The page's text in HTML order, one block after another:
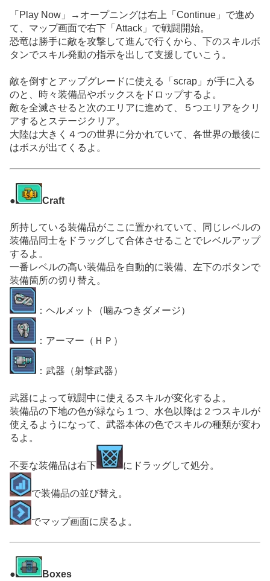
「Play Now」→オープニングは右上「Continue」で進め
て、マップ画面で右下「Attack」で戦闘開始。
恐竜は勝手に敵を攻撃して進んで行くから、下のスキルボ
タンでスキル発動の指示を出して支援していこう。
敵を倒すとアップグレードに使える「scrap」が手に入る
のと、時々装備品やボックスをドロップするよ。
敵を全滅させると次のエリアに進めて、５つエリアをクリ
アするとステージクリア。
大陸は大きく４つの世界に分かれていて、各世界の最後に
はボスが出てくるよ。
● Craft
所持している装備品がここに置かれていて、同じレベルの
装備品同士をドラッグして合体させることでレベルアップ
するよ。
一番レベルの高い装備品を自動的に装備、左下のボタンで
装備箇所の切り替え。
：ヘルメット（噛みつきダメージ）
：アーマー（ＨＰ）
：武器（射撃武器）
武器によって戦闘中に使えるスキルが変化するよ。
装備品の下地の色が緑なら１つ、水色以降は２つスキルが
使えるようになって、武器本体の色でスキルの種類が変わ
るよ。
不要な装備品は右下 にドラッグして処分。
で装備品の並び替え。
でマップ画面に戻るよ。
● Boxes